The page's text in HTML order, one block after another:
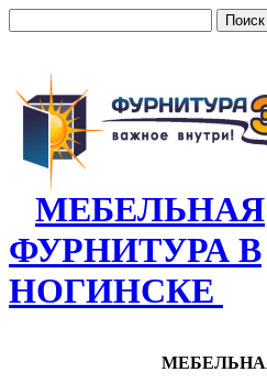
МЕБЕЛЬНАЯ
ФУРНИТУРА В
НОГИНСКЕ